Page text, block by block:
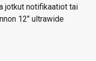
jotkut notifikaatiot tai
12" ultrawide